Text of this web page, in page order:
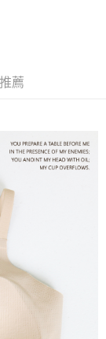
AFTEE先享後付」
可透過四大超商／
。
取消訂單，請聯絡
需透過AFTEE先享
為準，若有關於
「AFTEE先享後付
home
付」服務完成之交
薦